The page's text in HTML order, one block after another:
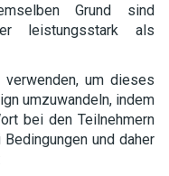
Grund sind
leistungsstark als
verwenden, um dieses
umzuwandeln, indem
bei den Teilnehmern
und daher